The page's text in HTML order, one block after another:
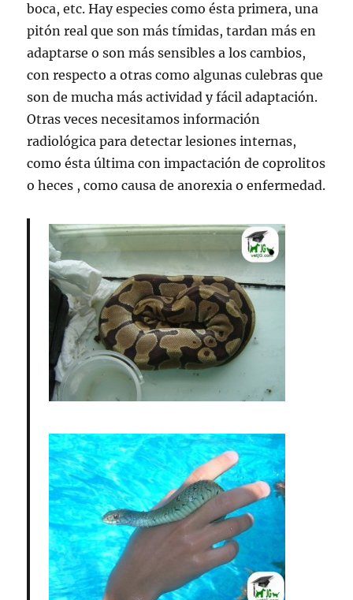
boca, etc. Hay especies como ésta primera, una
pitón real que son más tímidas, tardan más en
adaptarse o son más sensibles a los cambios,
con respecto a otras como algunas culebras que
son de mucha más actividad y fácil adaptación.
Otras veces necesitamos información
radiológica para detectar lesiones internas,
como ésta última con impactación de coprolitos
o heces , como causa de anorexia o enfermedad.